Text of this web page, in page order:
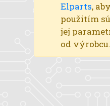
Elparts,
použitím
jej
od výrobcu.